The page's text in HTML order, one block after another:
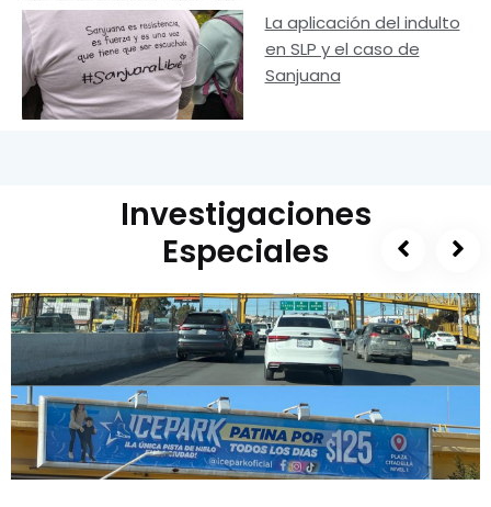
La aplicación del indulto
en SLP y el caso de
Sanjuana
Investigaciones
Especiales